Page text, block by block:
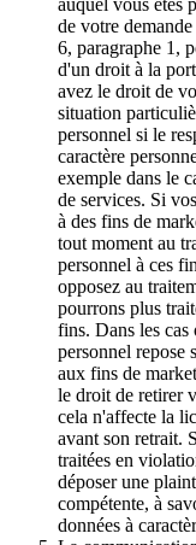
auquel vous êtes
de votre
6, paragraphe 1,
d'un droit à la
avez le droit de
situation
personnel si le
caractère
exemple dans le
de services. Si
à des fins de
tout moment au
personnel à ces
opposez au
pourrons plus
fins. Dans les cas
personnel repose
aux fins de
le droit de retirer
cela n'affecte la
avant son retrait.
traitées en
déposer une
compétente, à
données à